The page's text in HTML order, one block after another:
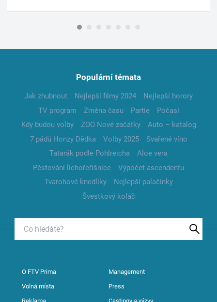
Populární témata
Jak zhubnout Nejlepší filmy 2024
Nejlepší horory
TV program
Změna času Partie
Počasí
Kdy budou volby
ZOO Nové začátky
Auto – katalog
7 pádů Honzy Dědka
Volby 2025
Svařené víno
Tatarák podle Pohlreicha
Aloe vera
Pěstování lichořeřišnice
Výpočet ascendentu
Tvarohové knedlíky
Nejlepší palačinky
Švestkový koláč
O FTV Prima Management
Volná místa Press